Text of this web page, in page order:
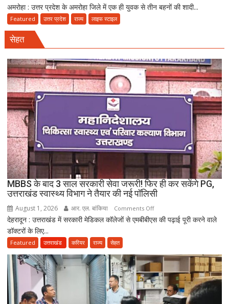
अमरोहा
शादी
पर
नया
विवाद,
के
नाबालिग
का
दावा;
CWC
ने
जारी
किया
नोटिस
अमरोहा : उत्तर प्रदेश के अमरोहा जिले में एक ही युवक से तीन बहनों की शादी...
Featured उत्तर प्रदेश राज्य लाइफ स्टाइल
सेहत
MBBS के बाद 3 साल सरकारी सेवा जरूरी! फिर ही कर सकेंगे PG,
उत्तराखंड स्वास्थ्य विभाग ने तैयार की नई पॉलिसी
August 1, 2026 आर. एल. बांकिया Comments Offon
MBBS
साल
सरकारी
सेवा
जरूरी!
देहरादून : उत्तराखंड में सरकारी मेडिकल कॉलेजों से एमबीबीएस की पढ़ाई पूरी करने वाले
डॉक्टरों के लिए...
Featured उत्तराखंड करियर राज्य सेहत